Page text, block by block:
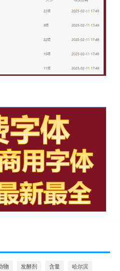
物 发酵剂 含量 哈尔滨